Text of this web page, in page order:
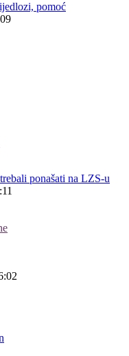
pomoć
ponašati na LZS-u